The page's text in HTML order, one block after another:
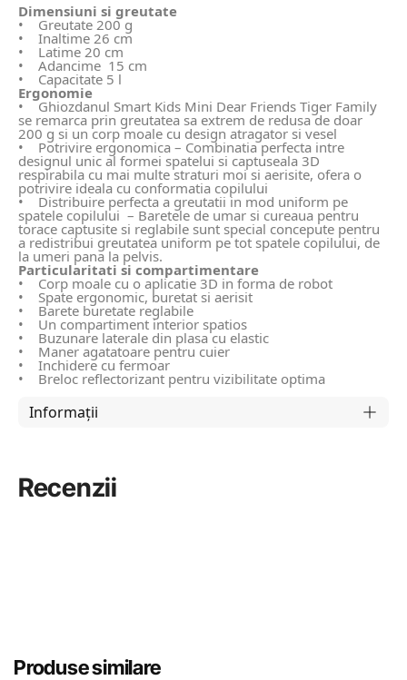
Dimensiuni si greutate
• Greutate 200 g
• Inaltime 26 cm
• Latime 20 cm
• Adancime 15 cm
• Capacitate 5 l
Ergonomie
• Ghiozdanul Smart Kids Mini Dear Friends Tiger Family
se remarca prin greutatea sa extrem de redusa de doar
200 g si un corp moale cu design atragator si vesel
• Potrivire ergonomica – Combinatia perfecta intre
designul unic al formei spatelui si captuseala 3D
respirabila cu mai multe straturi moi si aerisite, ofera o
potrivire ideala cu conformatia copilului
• Distribuire perfecta a greutatii in mod uniform pe
spatele copilului – Baretele de umar si cureaua pentru
torace captusite si reglabile sunt special concepute pentru
a redistribui greutatea uniform pe tot spatele copilului, de
la umeri pana la pelvis.
Particularitati si compartimentare
• Corp moale cu o aplicatie 3D in forma de robot
• Spate ergonomic, buretat si aerisit
• Barete buretate reglabile
• Un compartiment interior spatios
• Buzunare laterale din plasa cu elastic
• Maner agatatoare pentru cuier
• Inchidere cu fermoar
• Breloc reflectorizant pentru vizibilitate optima
Informații
Recenzii
Produse similare